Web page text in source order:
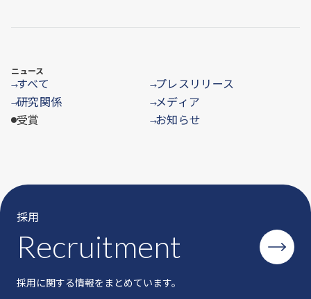
ニュース
→すべて →プレスリリース
→研究関係 →メディア
受賞
→お知らせ
採用
Recruitment
採用に関する情報をまとめています。